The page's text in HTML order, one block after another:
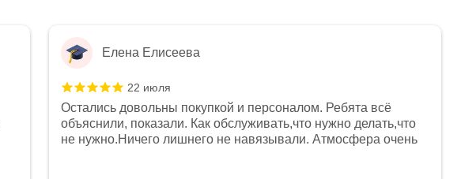
Елена Елисеева
22 июля
Остались довольны покупкой и персоналом. Ребята всё
объяснили, показали. Как обслуживать,что нужно делать,что
не нужно.Ничего лишнего не навязывали. Атмосфера очень